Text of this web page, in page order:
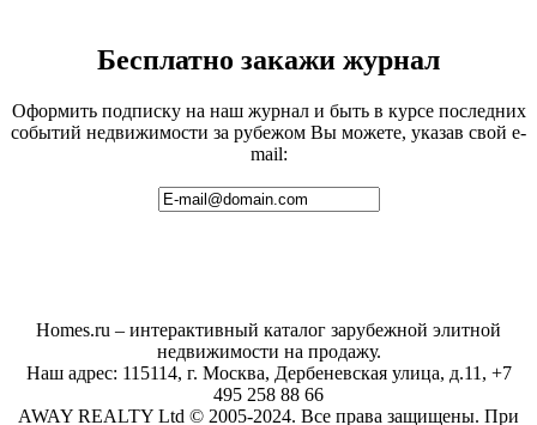
Бесплатно закажи журнал
Оформить подписку на наш журнал и быть в курсе последних
событий недвижимости за рубежом Вы можете, указав свой e-
mail:
Homes.ru – интерактивный каталог зарубежной элитной
недвижимости на продажу.
Наш адрес: 115114, г. Москва, Дербеневская улица, д.11, +7
495 258 88 66
AWAY REALTY Ltd © 2005-2024. Все права защищены. При